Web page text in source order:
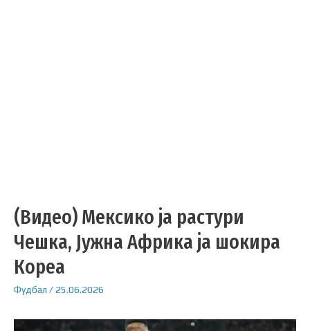
(Видео) Мексико ја растури
Чешка, Јужна Африка ја шокира
Кореа
Фудбал /25.06.2026